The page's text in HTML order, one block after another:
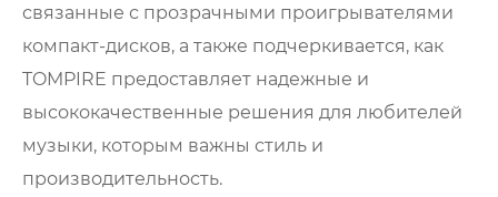
связанные с прозрачными проигрывателями
компакт-дисков, а также подчеркивается, как
TOMPIRE предоставляет надежные и
высококачественные решения для любителей
музыки, которым важны стиль и
производительность.